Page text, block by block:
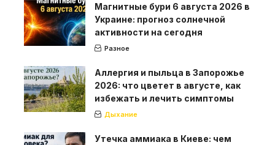
Магнитные бури 6 августа 2026 в
Украине: прогноз солнечной
активности на сегодня
Разное
Аллергия и пыльца в Запорожье
2026: что цветет в августе, как
избежать и лечить симптомы
Дыхание
Утечка аммиака в Киеве: чем